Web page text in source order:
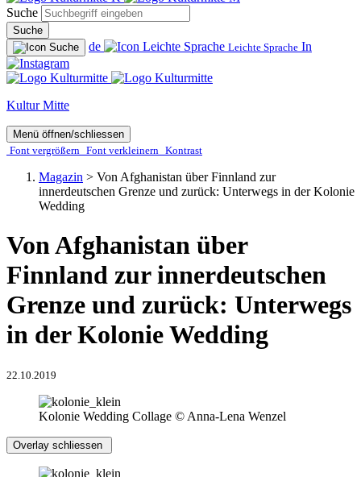
Suche
Suche
de Leichte Sprache In
Kultur Mitte
Menü öffnen/schliessen
Font ver­­größern Font ver­­kleinern Kontrast
Magazin > Von Afghanistan über Finnland zur
innerdeutschen Grenze und zurück: Unterwegs in der Kolonie
Wedding
Von Afghanistan über
Finnland zur innerdeutschen
Grenze und zurück: Unterwegs
in der Kolonie Wedding
22.10.2019
Kolonie Wedding Collage © Anna-Lena Wenzel
Overlay schliessen